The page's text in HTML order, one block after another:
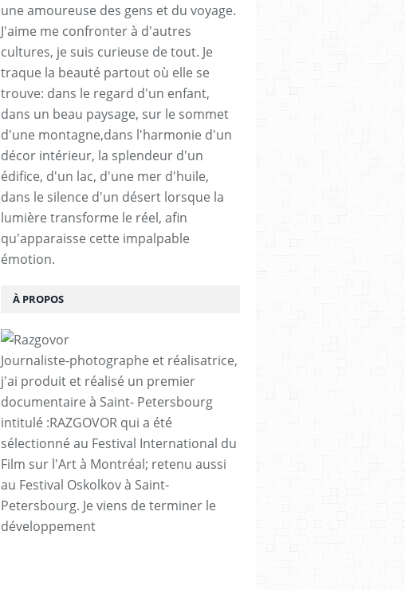
une amoureuse des gens et du voyage.
J'aime me confronter à d'autres
cultures, je suis curieuse de tout. Je
traque la beauté partout où elle se
trouve: dans le regard d'un enfant,
dans un beau paysage, sur le sommet
d'une montagne,dans l'harmonie d'un
décor intérieur, la splendeur d'un
édifice, d'un lac, d'une mer d'huile,
dans le silence d'un désert lorsque la
lumière transforme le réel, afin
qu'apparaisse cette impalpable
émotion.
À PROPOS
Journaliste-photographe et réalisatrice,
j'ai produit et réalisé un premier
documentaire à Saint- Petersbourg
intitulé :RAZGOVOR qui a été
sélectionné au Festival International du
Film sur l'Art à Montréal; retenu aussi
au Festival Oskolkov à Saint-
Petersbourg. Je viens de terminer le
développement